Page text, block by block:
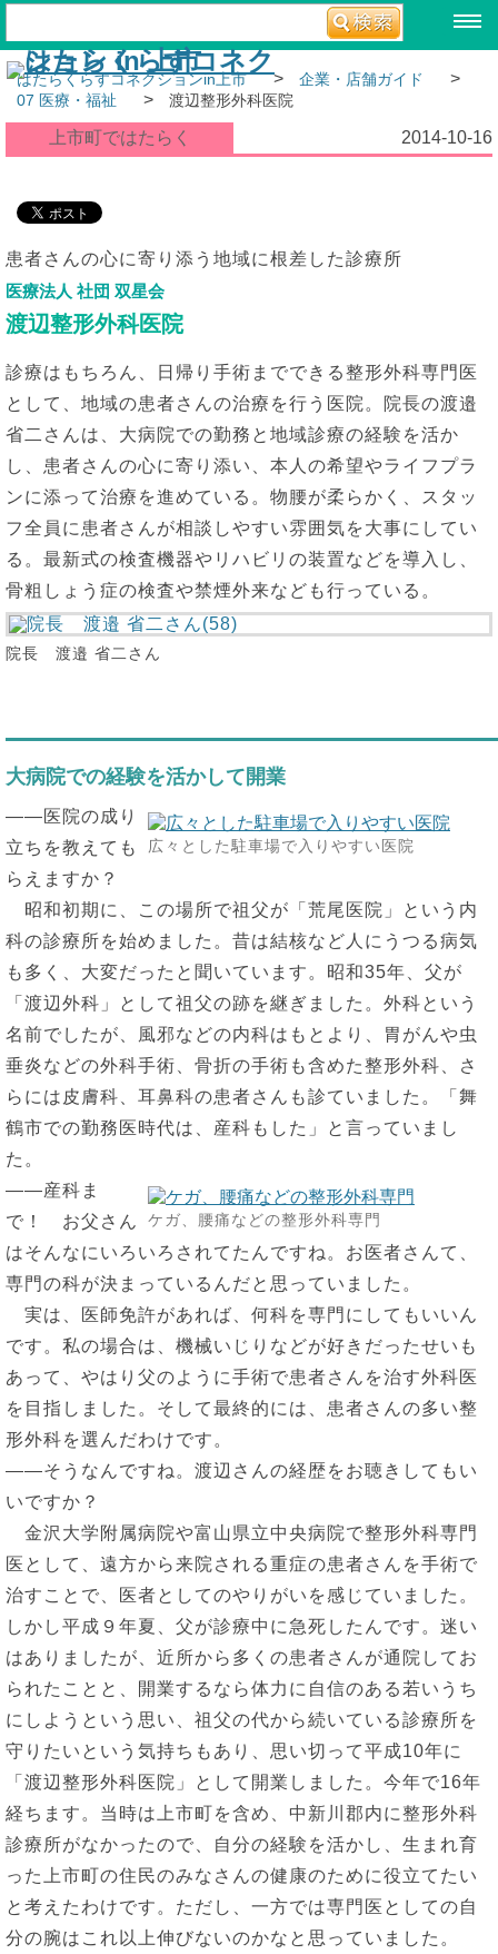
はたらくらすコネクションin上市 > 企業・店舗ガイド >
07 医療・福祉 > 渡辺整形外科医院
上市町ではたらく 2014-10-16
患者さんの心に寄り添う地域に根差した診療所
医療法人 社団 双星会
渡辺整形外科医院
診療はもちろん、日帰り手術までできる整形外科専門医
として、地域の患者さんの治療を行う医院。院長の渡邉
省二さんは、大病院での勤務と地域診療の経験を活か
し、患者さんの心に寄り添い、本人の希望やライフプラ
ンに添って治療を進めている。物腰が柔らかく、スタッ
フ全員に患者さんが相談しやすい雰囲気を大事にしてい
る。最新式の検査機器やリハビリの装置などを導入し、
骨粗しょう症の検査や禁煙外来なども行っている。
院長 渡邉 省二さん
大病院での経験を活かして開業
広々とした駐車場で入りやすい医院
――医院の成り
立ちを教えても
らえますか？
昭和初期に、この場所で祖父が「荒尾医院」という内
科の診療所を始めました。昔は結核など人にうつる病気
も多く、大変だったと聞いています。昭和35年、父が
「渡辺外科」として祖父の跡を継ぎました。外科という
名前でしたが、風邪などの内科はもとより、胃がんや虫
垂炎などの外科手術、骨折の手術も含めた整形外科、さ
らには皮膚科、耳鼻科の患者さんも診ていました。「舞
鶴市での勤務医時代は、産科もした」と言っていまし
た。
ケガ、腰痛などの整形外科専門
――産科ま
で！ お父さん
はそんなにいろいろされてたんですね。お医者さんて、
専門の科が決まっているんだと思っていました。
実は、医師免許があれば、何科を専門にしてもいいん
です。私の場合は、機械いじりなどが好きだったせいも
あって、やはり父のように手術で患者さんを治す外科医
を目指しました。そして最終的には、患者さんの多い整
形外科を選んだわけです。
――そうなんですね。渡辺さんの経歴をお聴きしてもい
いですか？
金沢大学附属病院や富山県立中央病院で整形外科専門
医として、遠方から来院される重症の患者さんを手術で
治すことで、医者としてのやりがいを感じていました。
しかし平成９年夏、父が診療中に急死したんです。迷い
はありましたが、近所から多くの患者さんが通院してお
られたことと、開業するなら体力に自信のある若いうち
にしようという思い、祖父の代から続いている診療所を
守りたいという気持ちもあり、思い切って平成10年に
「渡辺整形外科医院」として開業しました。今年で16年
経ちます。当時は上市町を含め、中新川郡内に整形外科
診療所がなかったので、自分の経験を活かし、生まれ育
った上市町の住民のみなさんの健康のために役立てたい
と考えたわけです。ただし、一方では専門医としての自
分の腕はこれ以上伸びないのかなと思っていました。